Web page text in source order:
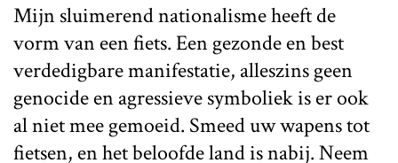
Mijn sluimerend nationalisme heeft de
vorm van een fiets. Een gezonde en best
verdedigbare manifestatie, alleszins geen
genocide en agressieve symboliek is er ook
al niet mee gemoeid. Smeed uw wapens tot
fietsen, en het beloofde land is nabij. Neem